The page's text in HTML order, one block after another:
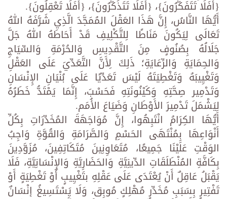
{أَفَلَا تَتَفَكَّرُونَ}، {أَفَلَا تَتَذَكَّرُونَ}، {أَفَلَا تَعْقِلُونَ}.
أَيُّهَا النَّاسُ، إِنَّ هَذَا العَقْلَ المُمَجَّدَ الَّذِي شَرَّفَهُ اللهُ
تَعَالَى لِيَكُونَ مَنَاطًا لِلتَّكْلِيفِ قَدْ أَحَاطَهُ اللهُ جَلَّ
جَلَالُهُ بِصُنُوفٍ مِنَ التَّقْدِيسِ وَالحُرْمَةِ وَالسِّيَاجِ
وَالحِمَايَةِ وَالرِّعَايَةِ؛ ذَلِكَ لِأَنَّ التَّعَدِّيَ عَلَى العَقْلِ
وَتَغْيِيبَهُ وَتَغْطِيَتَهُ لَيْسَ تَعَدِّيًا عَلَى بُنْيَانِ الإِنْسَانِ
وَتَدْمِير صِحَّتِهِ وَكَيْنُونَتِهِ فَحَسْبَ، إِنَّمَا يَمْتَدُّ خَطَرُهُ
لِيَشْمَلَ تَدْمِيرَ الأَوْطَانِ وَضَيَاعَ الأُمَم.
أَيُّهَا الكِرَامُ انْتَبِهُوا، إِنَّ مُوَاجَهَةَ المُخَدِّرَاتِ بِكُلِّ
أَنْوَاعِهَا بِمُنْتَهَى الحَسْمِ وَالصَّرَامَةِ وَالقُوَّةِ وَاجِبُ
الوَقْتِ عَلَيْنَا جَمِيعًا، مُتَعَاوِنِينَ مُتَكَاتِفِينَ، مُزَوَّدِينَ
بِكَافَّةِ المُنْطَلَقَاتِ الدِّينِيَّةِ وَالحَضَارِيَّةِ وَالإِنْسَانِيَّةِ، فَلَا
يَقْبَلُ عَاقِلٌ أَنْ يُعْتَدَى عَلَى عَقْلِهِ بتَغْيِيبٍ أَوْ تَغْطِيَةٍ أَوْ
تَفْتِيرٍ بِسَبَبِ مُخَدِّرٍ مُهْلِكٍ مُوبِق، وَلَا يَسْتَسِيغُ إنْسَانٌ